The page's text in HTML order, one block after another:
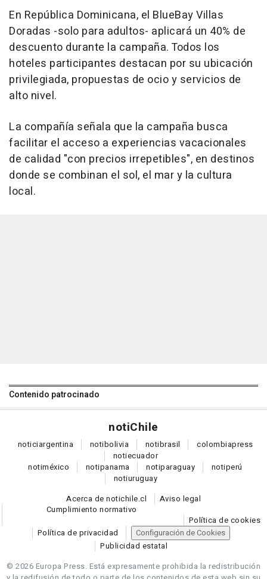
En República Dominicana, el BlueBay Villas
Doradas -solo para adultos- aplicará un 40% de
descuento durante la campaña. Todos los
hoteles participantes destacan por su ubicación
privilegiada, propuestas de ocio y servicios de
alto nivel.
La compañía señala que la campaña busca
facilitar el acceso a experiencias vacacionales
de calidad "con precios irrepetibles", en destinos
donde se combinan el sol, el mar y la cultura
local.
Contenido patrocinado
notiChile
noticiargentina notibolivia notibrasil colombiapress
notiecuador
notiméxico notipanama notiparaguay notiperú
notiuruguay
Acerca de notichile.cl
Aviso legal
Cumplimiento normativo
Política de cookies
Política de privacidad
Configuración de Cookies
Publicidad estatal
© 2026 Europa Press. Está expresamente prohibida la redistribución